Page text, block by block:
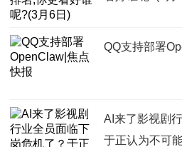
QQ支持部署
AI来了影视剧
于正认为不可